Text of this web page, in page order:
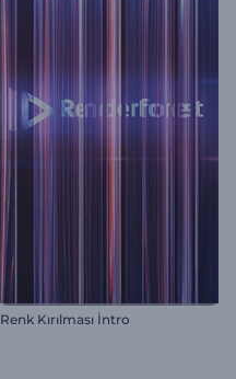
Renk Kırılması İntro